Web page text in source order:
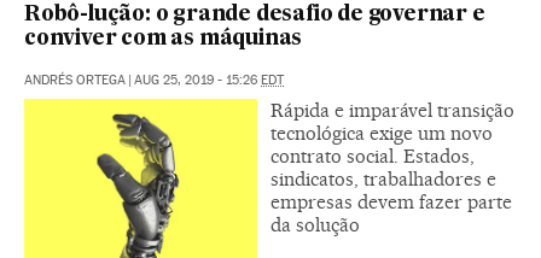
Robô-lução: o grande desafio de governar e
conviver com as máquinas
ANDRÉS ORTEGA | AUG 25, 2019 - 15:26 EDT
Rápida e imparável transição
tecnológica exige um novo
contrato social. Estados,
sindicatos, trabalhadores e
empresas devem fazer parte
da solução